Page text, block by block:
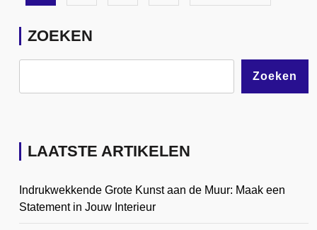
ZOEKEN
Zoeken
LAATSTE ARTIKELEN
Indrukwekkende Grote Kunst aan de Muur: Maak een
Statement in Jouw Interieur